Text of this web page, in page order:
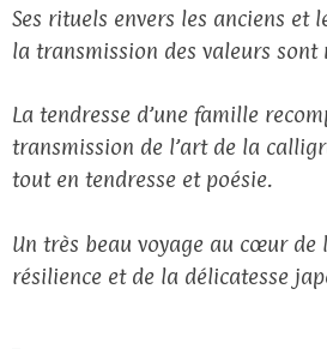
Ses rituels envers les anciens et
la transmission des valeurs sont
La tendresse d’une famille
transmission de l’art de la
tout en tendresse et poésie.
Un très beau voyage au cœur de
résilience et de la délicatesse